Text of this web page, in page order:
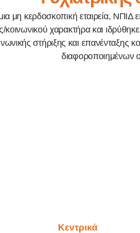
μη κερδοσκοπική εταιρεία, ΝΠΙΔ
κοινωνικού χαρακτήρα και
στήριξης και επανένταξης
διαφοροποιημένων
Κεντρικά